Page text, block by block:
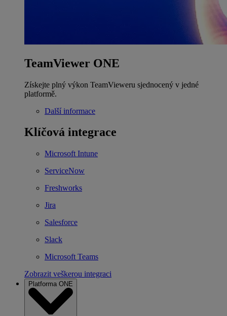
TeamViewer ONE
Získejte plný výkon TeamVieweru sjednocený v jedné
platformě.
Další informace
Klíčová integrace
Microsoft Intune
ServiceNow
Freshworks
Jira
Salesforce
Slack
Microsoft Teams
Zobrazit veškerou integraci
Platforma ONE